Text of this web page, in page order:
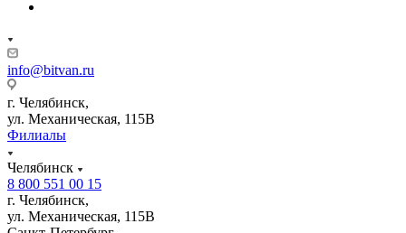
info@bitvan.ru
г. Челябинск,
ул. Механическая, 115В
Филиалы
Челябинск
8 800 551 00 15
г. Челябинск,
ул. Механическая, 115В